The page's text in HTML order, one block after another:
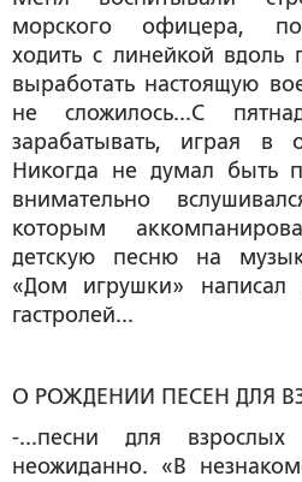
морского офицера,
ходить с линейкой вдоль
выработать настоящую
не сложилось...С
зарабатывать, играя в
Никогда не думал быть
внимательно
которым
детскую песню на
«Дом игрушки»
гастролей...
О РОЖДЕНИИ ПЕСЕН ДЛЯ
-...песни для
неожиданно. «В